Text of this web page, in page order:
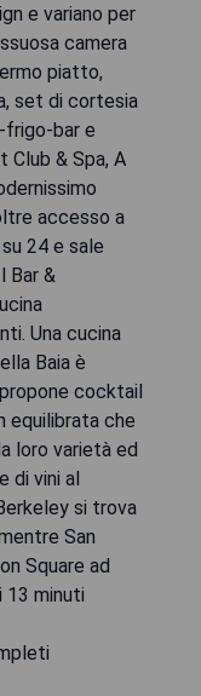
e variano per
camera
piatto,
set di cortesia
frigo-bar e
Club & Spa, A
accesso a
24 e sale
Bar &
Una cucina
Baia è
cocktail
equilibrata che
loro varietà ed
di vini al
si trova
San
Square ad
13 minuti